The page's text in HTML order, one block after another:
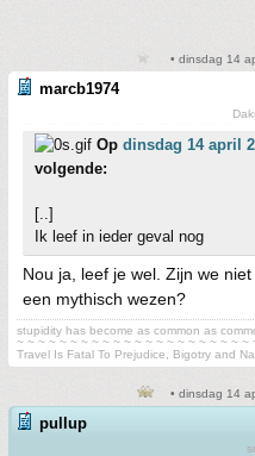
• dinsdag 14
marcb1974
Op dinsdag 14 april
volgende:
[..]
Ik leef in ieder geval nog
Nou ja, leef je wel. Zijn we
een mythisch wezen?
stupidity has become as common as
~ ~ ~ ~ ~ ~ ~ ~ ~ ~ ~ ~ ~ ~ ~ ~ ~ ~ ~ ~ ~ ~
Travel Is Fatal To Prejudice, Bigotry and
• dinsdag 14
pullup